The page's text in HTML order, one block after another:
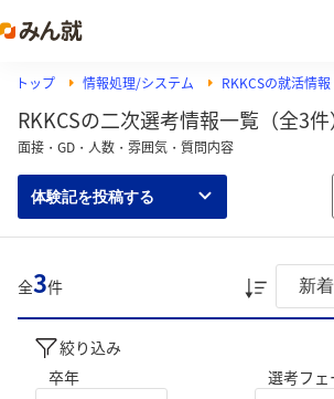
トップ 情報処理/システム RKKCSの就活情報
RKKCSの二次選考情報一覧（全3件
面接・GD・人数・雰囲気・質問内容
体験記を投稿する
全3件
絞り込み
卒年
選考フェ